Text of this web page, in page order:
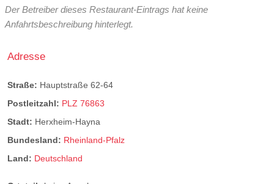
Der Betreiber dieses Restaurant-Eintrags hat keine
Anfahrtsbeschreibung hinterlegt.
Adresse
Straße: Hauptstraße 62-64
Postleitzahl: PLZ 76863
Stadt: Herxheim-Hayna
Bundesland: Rheinland-Pfalz
Land: Deutschland